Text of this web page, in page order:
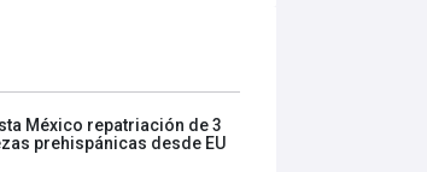
México repatriación de 3
prehispánicas desde EU